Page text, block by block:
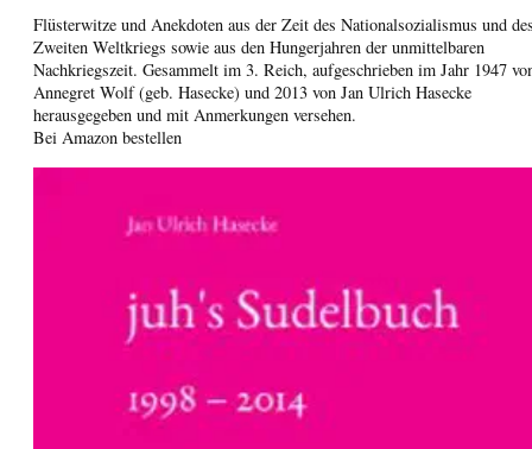
Flüsterwitze und Anekdoten aus der Zeit des Nationalsozialismus und
Zweiten Weltkriegs sowie aus den Hungerjahren der unmittelbaren
Nachkriegszeit. Gesammelt im 3. Reich, aufgeschrieben im Jahr 1947
Annegret Wolf (geb. Hasecke) und 2013 von Jan Ulrich Hasecke
herausgegeben und mit Anmerkungen versehen.
Bei Amazon bestellen